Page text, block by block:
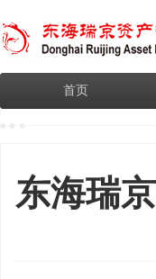
首页
东海瑞